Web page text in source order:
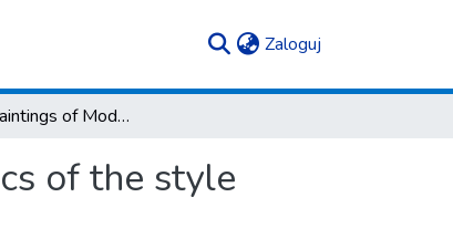
Zaloguj
The mural paintings of Modest Sosenko. Characteristics of the style based on representative examples.
of the style